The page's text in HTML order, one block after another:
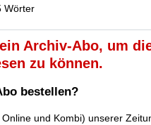
Wörter
Archiv-Abo, um
zu können.
bestellen?
und Kombi) unserer